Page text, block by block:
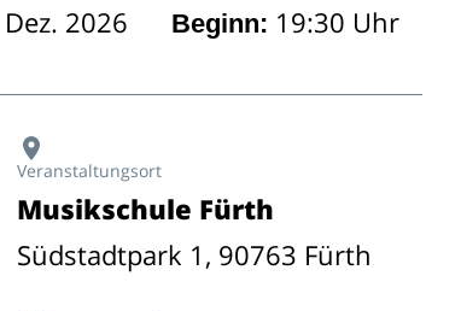
2026 Beginn: 19:30 Uhr
Veranstaltungsort
Musikschule Fürth
Südstadtpark 1, 90763 Fürth